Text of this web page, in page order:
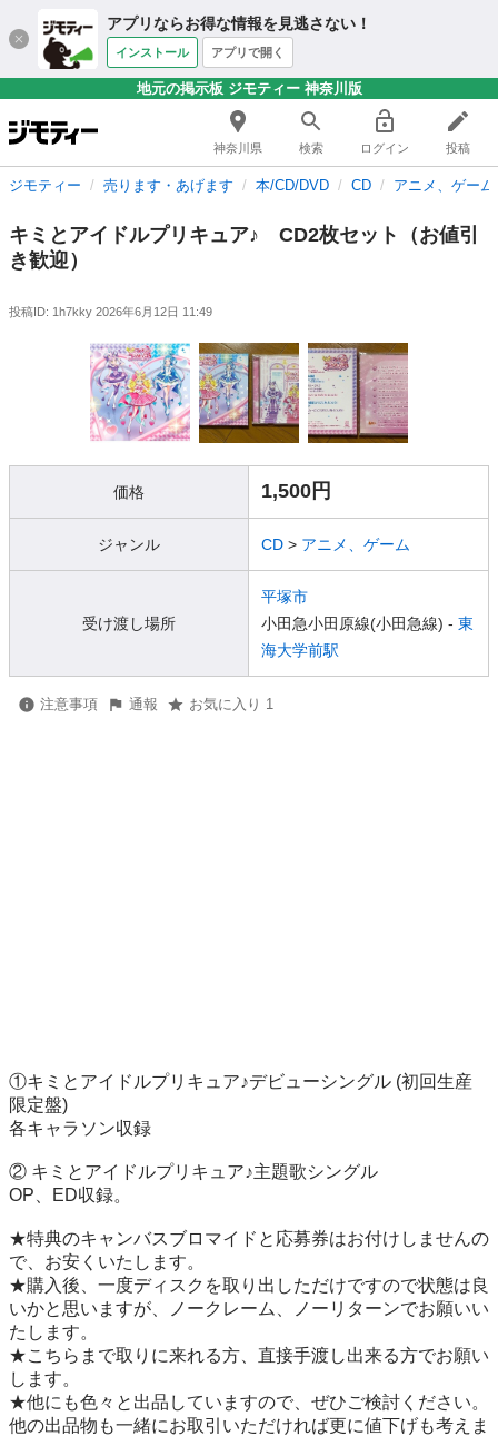
アプリならお得な情報を見逃さない！
インストール アプリで開く
地元の掲示板 ジモティー 神奈川版
神奈川県 検索 ログイン 投稿
ジモティー 売ります・あげます 本/CD/DVD CD アニメ、ゲーム
キミとアイドルプリキュア♪ CD2枚セット（お値引
き歓迎）
投稿ID: 1h7kky 2026年6月12日 11:49
価格 1,500円
ジャンル CD > アニメ、ゲーム
受け渡し場所
平塚市
小田急小田原線(小田急線) - 東
海大学前駅
注意事項 通報 お気に入り 1
①キミとアイドルプリキュア♪デビューシングル (初回生産
限定盤)
各キャラソン収録
② キミとアイドルプリキュア♪主題歌シングル
OP、ED収録。
★特典のキャンバスブロマイドと応募券はお付けしませんの
で、お安くいたします。
★購入後、一度ディスクを取り出しただけですので状態は良
いかと思いますが、ノークレーム、ノーリターンでお願いい
たします。
★こちらまで取りに来れる方、直接手渡し出来る方でお願い
します。
★他にも色々と出品していますので、ぜひご検討ください。
他の出品物も一緒にお取引いただければ更に値下げも考えま